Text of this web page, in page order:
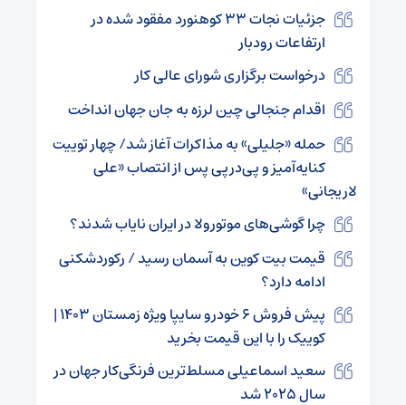
جزئیات نجات ۳۳ کوهنورد مفقود شده در
ارتفاعات رودبار
درخواست برگزاری شورای عالی کار
اقدام جنجالی چین لرزه به جان جهان انداخت
حمله «جلیلی» به مذاکرات آغاز شد/ چهار توییت
کنایه‌آمیز و پی‌در‌پی پس از انتصاب «علی
لاریجانی»
چرا گوشی‌های موتورولا در ایران نایاب شدند؟
قیمت بیت کوین به آسمان رسید / رکوردشکنی
ادامه دارد؟
پیش فروش ۶ خودرو سایپا ویژه زمستان ۱۴۰۳ |
کوییک را با این قیمت بخرید
سعید اسماعیلی مسلط‌ترین فرنگی‌کار جهان در
سال ۲۰۲۵ شد